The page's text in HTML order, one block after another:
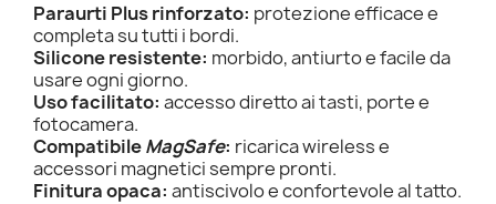
Paraurti Plus rinforzato: protezione efficace e
completa su tutti i bordi.
Silicone resistente: morbido, antiurto e facile da
usare ogni giorno.
Uso facilitato: accesso diretto ai tasti, porte e
fotocamera.
CompatibileMagSafe: ricarica wireless e
accessori magnetici sempre pronti.
Finitura opaca: antiscivolo e confortevole al tatto.